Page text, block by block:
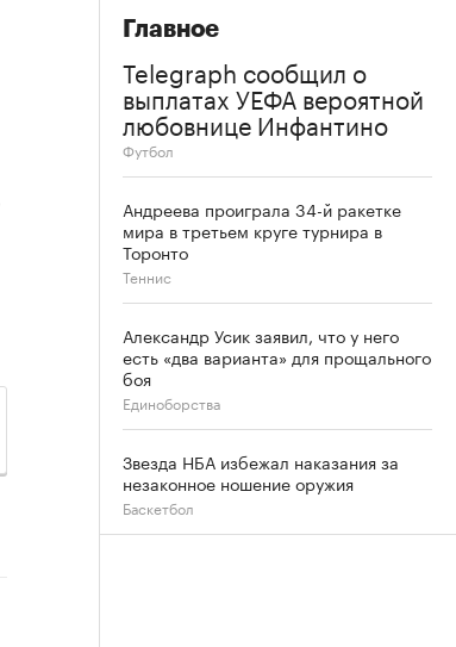
Главное
Telegraph сообщил о
выплатах УЕФА вероятной
любовнице Инфантино
Футбол
Андреева проиграла 34-й ракетке
мира в третьем круге турнира в
Торонто
Теннис
Александр Усик заявил, что у него
есть «два варианта» для прощального
боя
Единоборства
Звезда НБА избежал наказания за
незаконное ношение оружия
Баскетбол